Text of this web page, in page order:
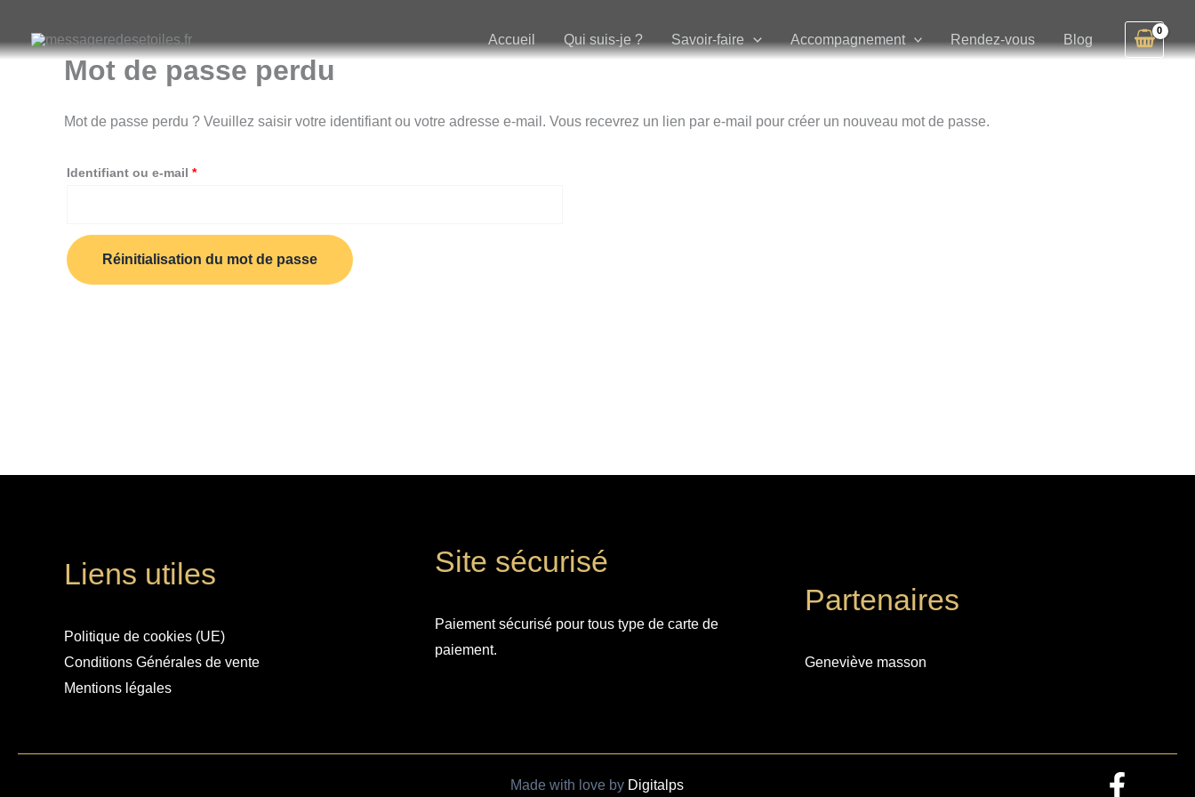
Accueil Qui suis-je ? Savoir-faire Accompagnement Rendez-vous Blog
Mot de passe perdu
Mot de passe perdu ? Veuillez saisir votre identifiant ou votre adresse e-mail. Vous recevrez un lien par e-mail pour créer un nouveau mot de passe.
Identifiant ou e-mail *
Réinitialisation du mot de passe
Liens utiles
Politique de cookies (UE)
Conditions Générales de vente
Mentions légales
Site sécurisé
Paiement sécurisé pour tous type de carte de
paiement.
Partenaires
Geneviève masson
Made with love by Digitalps